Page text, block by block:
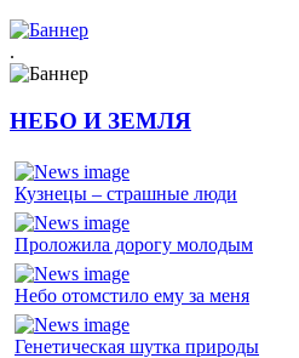
.
НЕБО И ЗЕМЛЯ
Кузнецы – страшные люди
Проложила дорогу молодым
Небо отомстило ему за меня
Генетическая шутка природы